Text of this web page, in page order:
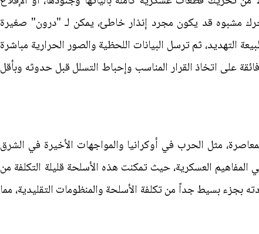
مشبوه قد يكون مجرد إنذار خاطئ، يمكن لـ "درون" صغيرة
التهديد، ثم ترسل البيانات اللحظية والصور الحرارية مباشرة
على اتخاذ القرار المناسب وإحباط التسلل قبل حدوثه وبأقل
مثل الحرب في أوكرانيا والمواجهات الأخيرة في الشرق
العسكرية، حيث تمكنت هذه الأسلحة قليلة التكلفة من
بجزء بسيط جداً من تكلفة الأسلحة والمنظومات التقليدية، مما